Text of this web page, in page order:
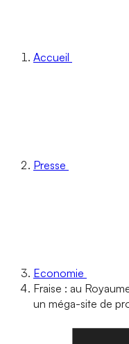
Accueil
Presse
Economie
Fraise : au
un méga-site de